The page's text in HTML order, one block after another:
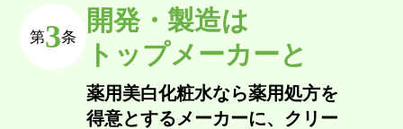
第3条
開発・製造は
トップメーカーと
薬用美白化粧水なら薬用処方を
得意とするメーカーに、クリー